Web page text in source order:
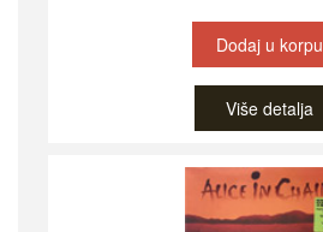
Dodaj u korpu
Više detalja